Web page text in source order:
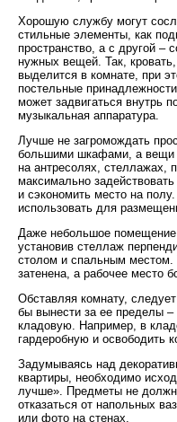
Хорошую службу могут
стильные элементы, как
пространство, а с другой –
нужных вещей. Так,
выделится в комнате, при
постельные
может задвигаться внутрь
музыкальная аппаратура.
Лучше не загромождать
большими шкафами, а вещи
на антресолях, стеллажах,
максимально
и сэкономить место на
использовать для
Даже небольшое
установив стеллаж
столом и спальным местом.
затенена, а рабочее место
Обставляя комнату,
бы вынести за ее пределы
кладовую. Например, в
гардеробную и освободить
Задумываясь над
квартиры, необходимо
лучше». Предметы не
отказаться от напольных
или фото на стенах.